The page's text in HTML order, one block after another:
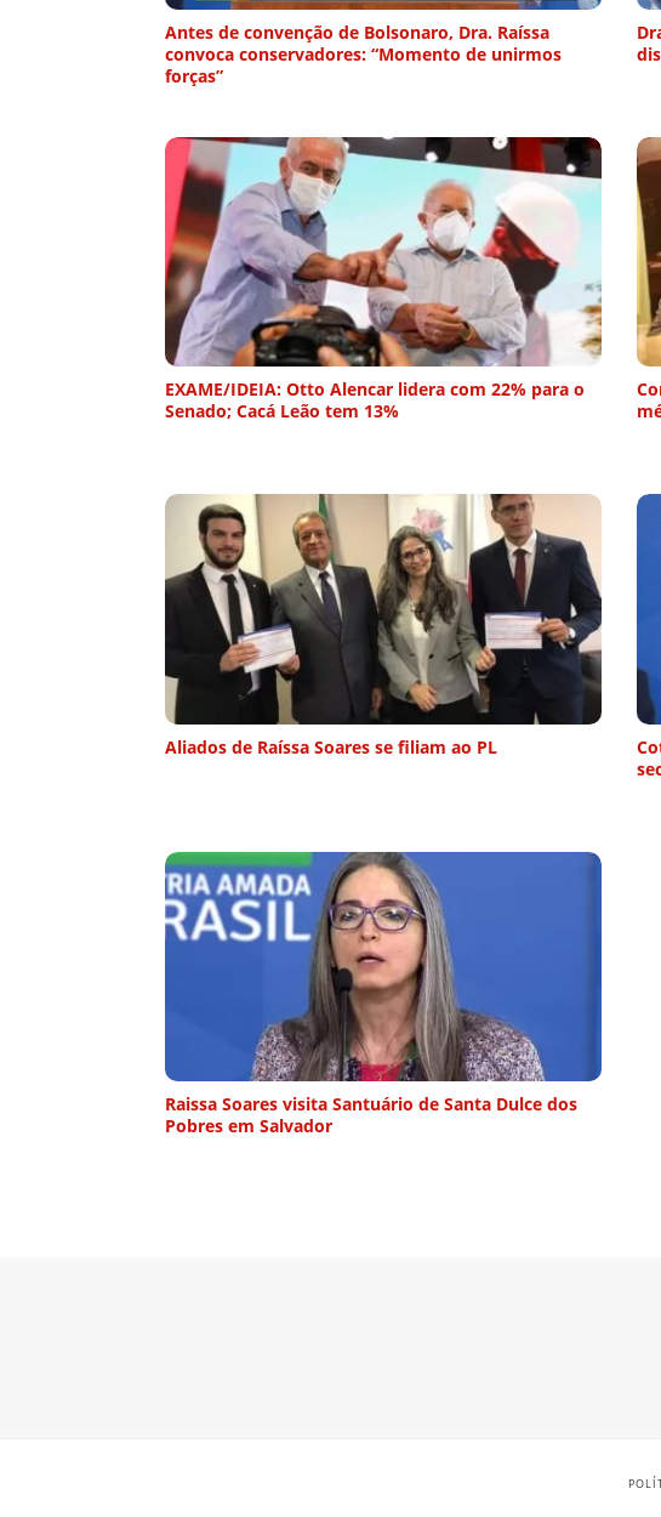
Antes de convenção de Bolsonaro, Dra. Raíssa
convoca conservadores: “Momento de unirmos
forças”
EXAME/IDEIA: Otto Alencar lidera com 22% para o
Senado; Cacá Leão tem 13%
Aliados de Raíssa Soares se filiam ao PL
Raissa Soares visita Santuário de Santa Dulce dos
Pobres em Salvador